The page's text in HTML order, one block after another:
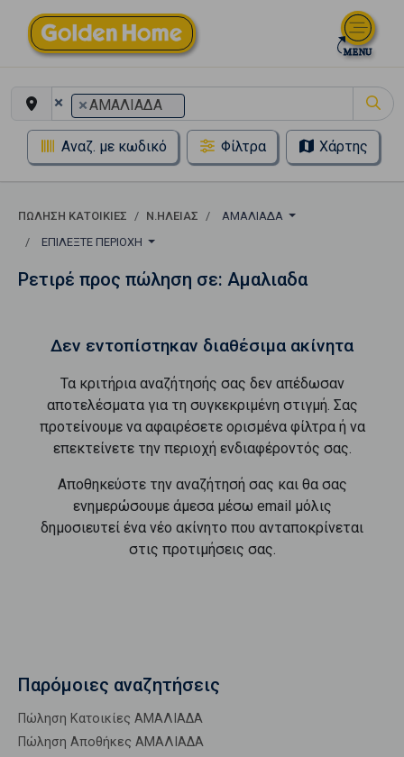
× ×ΑΜΑΛΙΑΔΑ
Αναζ. με κωδικό Φίλτρα Χάρτης
ΠΏΛΗΣΗ ΚΑΤΟΙΚΊΕΣ Ν.ΗΛΕΙΑΣ
ΑΜΑΛΙΑΔΑ
ΕΠΙΛΈΞΤΕ ΠΕΡΙΟΧΉ
Ρετιρέ προς πώληση σε: Αμαλιαδα
Δεν εντοπίστηκαν διαθέσιμα ακίνητα
Τα κριτήρια αναζήτησής σας δεν απέδωσαν
αποτελέσματα για τη συγκεκριμένη στιγμή. Σας
προτείνουμε να αφαιρέσετε ορισμένα φίλτρα ή να
επεκτείνετε την περιοχή ενδιαφέροντός σας.
Αποθηκεύστε την αναζήτησή σας και θα σας
ενημερώσουμε άμεσα μέσω email μόλις
δημοσιευτεί ένα νέο ακίνητο που ανταποκρίνεται
στις προτιμήσεις σας.
Παρόμοιες αναζητήσεις
Πώληση Κατοικίες ΑΜΑΛΙΑΔΑ
Πώληση Αποθήκες ΑΜΑΛΙΑΔΑ